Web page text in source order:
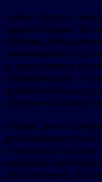
«День России – то
нашей страны. По
Путина, для
экономические
и гражданская
идентичность –
граждан России,
которые встают
Сейчас много
разобщённости, но
оставаться только
цифровом
русском языке,